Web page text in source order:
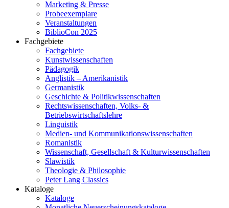
Marketing & Presse
Probeexemplare
Veranstaltungen
BiblioCon 2025
Fachgebiete
Fachgebiete
Kunstwissenschaften
Pädagogik
Anglistik – Amerikanistik
Germanistik
Geschichte & Politikwissenschaften
Rechtswissenschaften, Volks- &
Betriebswirtschaftslehre
Linguistik
Medien- und Kommunikationswissenschaften
Romanistik
Wissenschaft, Gesellschaft & Kulturwissenschaften
Slawistik
Theologie & Philosophie
Peter Lang Classics
Kataloge
Kataloge